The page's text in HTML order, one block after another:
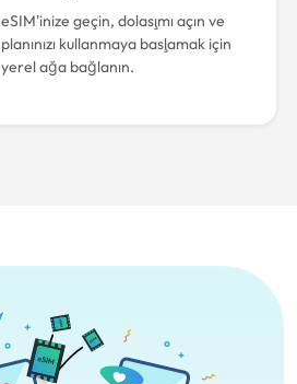
eSIM'inize geçin, dolaşımı açın ve
planınızı kullanmaya başlamak için
yerel ağa bağlanın.